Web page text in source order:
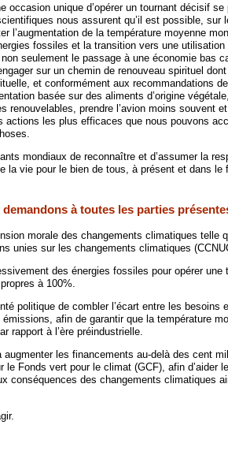
occasion unique d’opérer un tournant décisif
nous assurent qu’il est possible, sur
l’augmentation de la température moyenne
fossiles et la transition vers une
seulement le passage à une économie bas
sur un chemin de renouveau spirituel
et conformément aux recommandations
basée sur des aliments d’origine
renouvelables, prendre l’avion moins souvent
actions les plus efficaces que nous pouvons
mondiaux de reconnaître et d’assumer la
la vie pour le bien de tous, à présent et dans le
à toutes les parties
morale des changements climatiques telle
unies sur les changements climatiques
des énergies fossiles pour opérer une
à 100%.
politique de combler l’écart entre les
afin de garantir que la température
rapport à l’ère préindustrielle.
augmenter les financements au-delà des cent
le Fonds vert pour le climat (GCF), afin d’aider
conséquences des changements climatiques